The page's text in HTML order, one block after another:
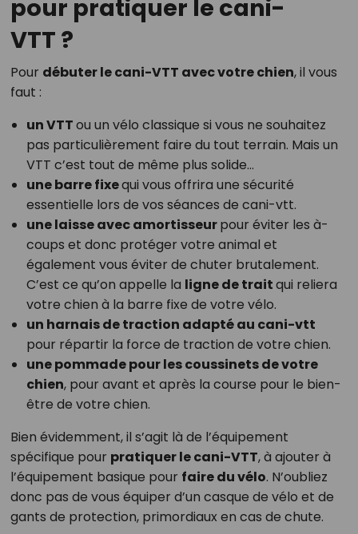
pour pratiquer le cani-
VTT ?
Pour débuter le cani-VTT avec votre chien, il vous
faut :
un VTTou un vélo classique si vous ne souhaitez
pas particulièrement faire du tout terrain. Mais un
VTT c’est tout de même plus solide…
une barre fixequi vous offrira une sécurité
essentielle lors de vos séances de cani-vtt.
une laisse avec amortisseurpour éviter les à-
coups et donc protéger votre animal et
également vous éviter de chuter brutalement.
C’est ce qu’on appelle la ligne de traitqui reliera
votre chien à la barre fixe de votre vélo.
un harnais de traction adapté au cani-vtt
pour répartir la force de traction de votre chien.
une pommade pour les coussinets de votre
chien, pour avant et après la course pour le bien-
être de votre chien.
Bien évidemment, il s’agit là de l’équipement
spécifique pour pratiquer le cani-VTT, à ajouter à
l’équipement basique pour faire du vélo. N’oubliez
donc pas de vous équiper d’un casque de vélo et de
gants de protection, primordiaux en cas de chute.